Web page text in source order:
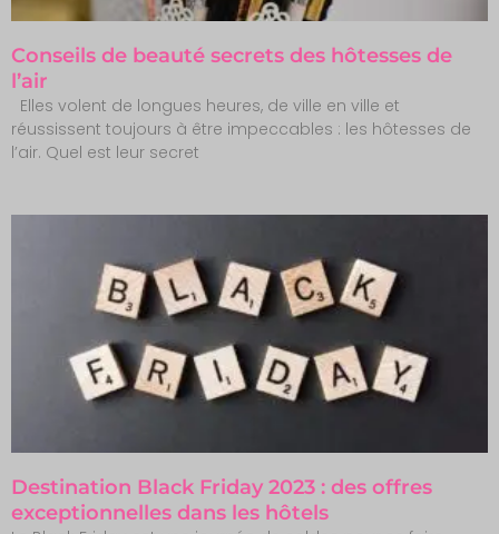
Conseils de beauté secrets des hôtesses de
l’air
Elles volent de longues heures, de ville en ville et
réussissent toujours à être impeccables : les hôtesses de
l’air. Quel est leur secret
Destination Black Friday 2023 : des offres
exceptionnelles dans les hôtels